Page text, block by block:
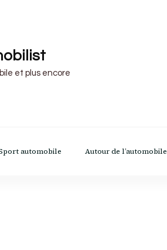
et plus encore
automobile Autour de l’automobile